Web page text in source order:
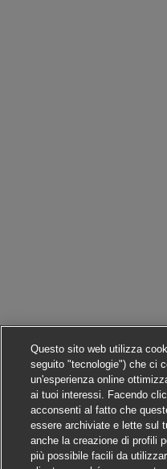
Questo sito web utilizza
seguito "tecnologie") che ci
un'esperienza online
ai tuoi interessi. Facendo
acconsenti al fatto che
essere archiviate e lette sul
anche la creazione di profili
più possibile facili da